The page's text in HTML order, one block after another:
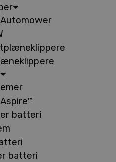
batteri
batteri